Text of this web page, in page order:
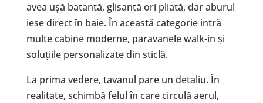
avea ușă batantă, glisantă ori pliată, dar aburul
iese direct în baie. În această categorie intră
multe cabine moderne, paravanele walk-in și
soluțiile personalizate din sticlă.
La prima vedere, tavanul pare un detaliu. În
realitate, schimbă felul în care circulă aerul,